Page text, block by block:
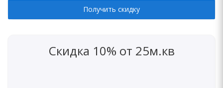
Получить скидку
Скидка 10% от 25м.кв